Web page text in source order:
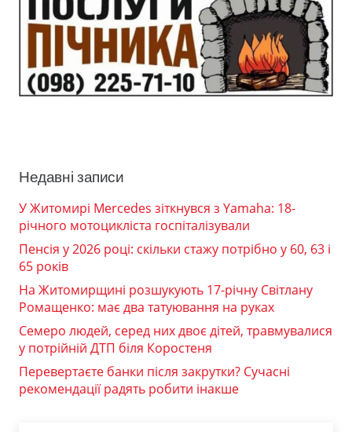
Недавні записи
У Житомирі Mercedes зіткнувся з Yamaha: 18-
річного мотоцикліста госпіталізували
Пенсія у 2026 році: скільки стажу потрібно у 60, 63 і
65 років
На Житомирщині розшукують 17-річну Світлану
Ромащенко: має два татуювання на руках
Семеро людей, серед них двоє дітей, травмувалися
у потрійній ДТП біля Коростеня
Перевертаєте банки після закрутки? Сучасні
рекомендації радять робити інакше